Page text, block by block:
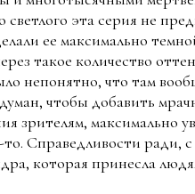
эта серия не
ее максимально
такое количество
непонятно, что там
чтобы добавить
зрителям, максимально
то. Справедливости ради,
которая принесла